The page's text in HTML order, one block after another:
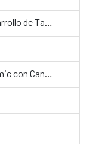
Programa de Becas de formación “Desarrollo de Talento” Fundación Casa de México España en el Museo del Prado
Narrar en viñetas: construcción del cómic con Candela Sierra